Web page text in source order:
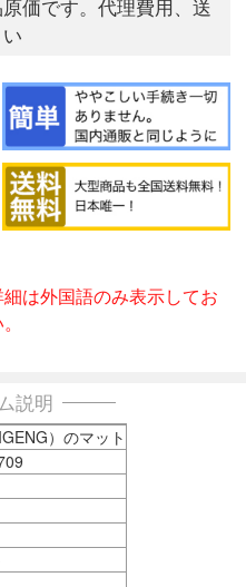
価です。代理費用、送
は外国語のみ表示してお
説明
）のマット